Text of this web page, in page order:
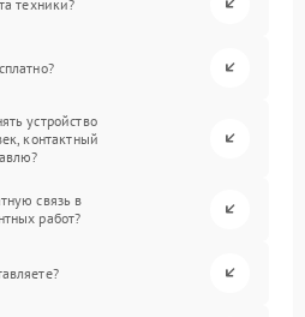
техники?
устройство
контактный
связь в
работ?